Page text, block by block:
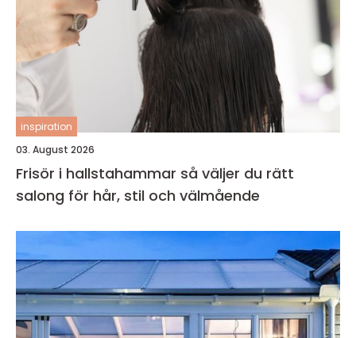
inspiration
03. August 2026
Frisör i hallstahammar så väljer du rätt
salong för hår, stil och välmående